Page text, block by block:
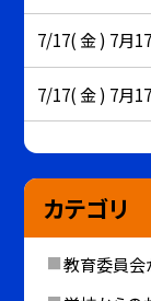
7/17( 金 ) 7
7/17( 金 ) 7
カテゴリ
教育委員会